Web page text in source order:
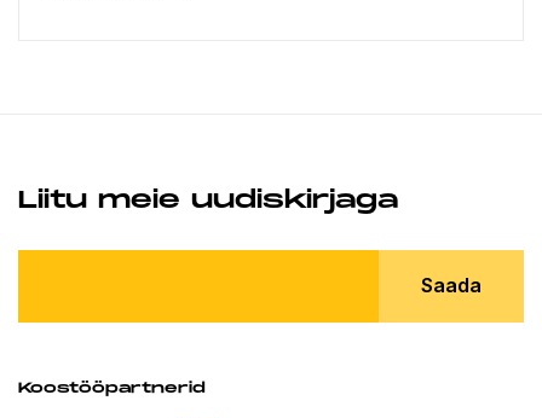
Liitu meie uudiskirjaga
Saada
Koostööpartnerid